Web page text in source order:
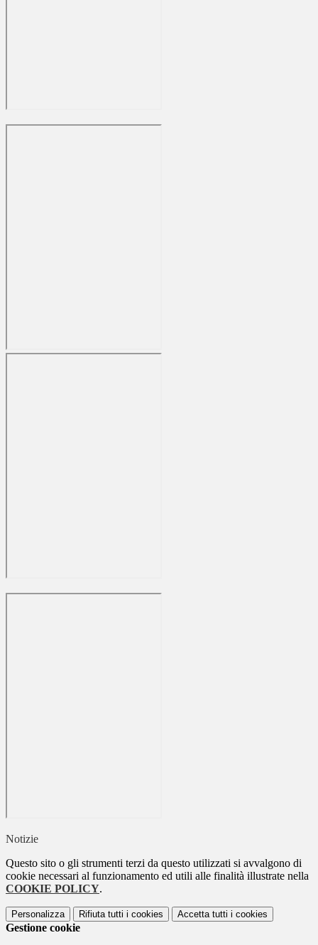
Notizie
Questo sito o gli strumenti terzi da questo utilizzati si avvalgono di
cookie necessari al funzionamento ed utili alle finalità illustrate nella
COOKIE POLICY.
Personalizza Rifiuta tutti i cookies Accetta tutti i cookies
Gestione cookie